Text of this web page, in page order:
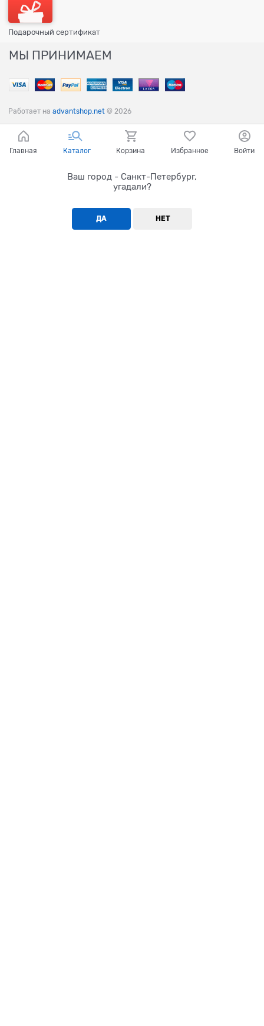
Подарочный сертификат
МЫ ПРИНИМАЕМ
Работает на advantshop.net © 2026
Главная Каталог Корзина Избранное Войти
Ваш город - Санкт-Петербург,
угадали?
ДА НЕТ